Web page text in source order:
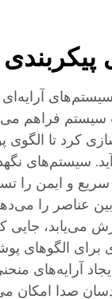
فراهم
کرد تا الگوی
سیستم‌های
سریع و ایمن را
عناصر را
می‌یابد، جایی
برای الگوهای
آرایه‌های
صدا امکان